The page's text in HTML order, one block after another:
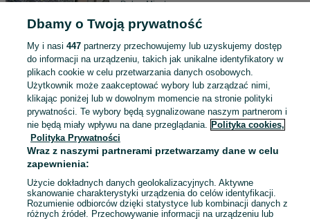
Dobre Miasto
Deska tarasowa 45x145mm
ryflowana świerk strugany
129 zł
Dobre Miasto
14 lipca 2026
narożne, ćwierćwałki,
przypodłogowe
20,97 zł
Dbamy o Twoją prywatność
My i nasi 447partnerzy przechowujemy lub uzyskujemy dostęp
do informacji na urządzeniu, takich jak unikalne identyfikatory w
plikach cookie w celu przetwarzania danych osobowych.
Użytkownik może zaakceptować wybory lub zarządzać nimi,
klikając poniżej lub w dowolnym momencie na stronie polityki
prywatności. Te wybory będą sygnalizowane naszym partnerom i
nie będą miały wpływu na dane przeglądania. Polityka cookies,
Polityka Prywatności
Wraz z naszymi partnerami przetwarzamy dane w celu
zapewnienia:
Użycie dokładnych danych geolokalizacyjnych. Aktywne
skanowanie charakterystyki urządzenia do celów identyfikacji.
Rozumienie odbiorców dzięki statystyce lub kombinacji danych z
różnych źródeł. Przechowywanie informacji na urządzeniu lub